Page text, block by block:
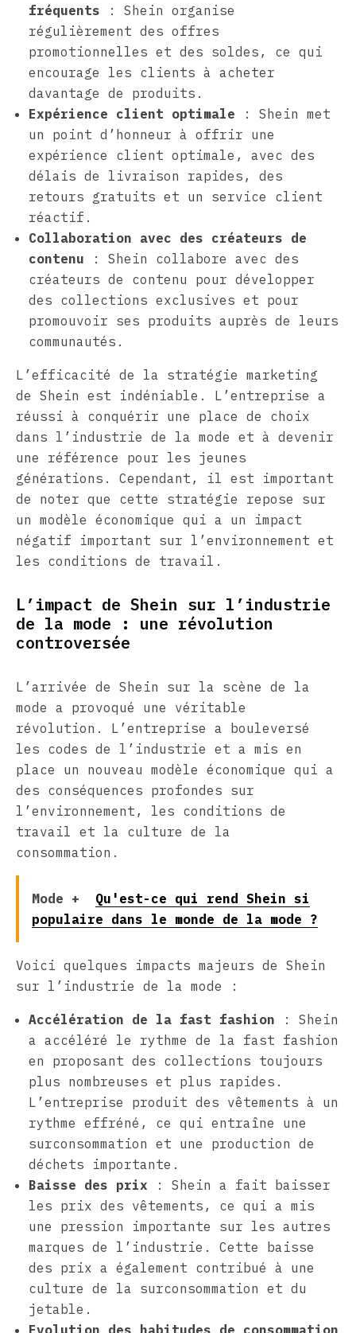
fréquents : Shein organise
régulièrement des offres
promotionnelles et des soldes, ce qui
encourage les clients à acheter
davantage de produits.
Expérience client optimale : Shein met
un point d’honneur à offrir une
expérience client optimale, avec des
délais de livraison rapides, des
retours gratuits et un service client
réactif.
Collaboration avec des créateurs de
contenu : Shein collabore avec des
créateurs de contenu pour développer
des collections exclusives et pour
promouvoir ses produits auprès de leurs
communautés.
L’efficacité de la stratégie marketing
de Shein est indéniable. L’entreprise a
réussi à conquérir une place de choix
dans l’industrie de la mode et à devenir
une référence pour les jeunes
générations. Cependant, il est important
de noter que cette stratégie repose sur
un modèle économique qui a un impact
négatif important sur l’environnement et
les conditions de travail.
L’impact de Shein sur l’industrie
de la mode : une révolution
controversée
L’arrivée de Shein sur la scène de la
mode a provoqué une véritable
révolution. L’entreprise a bouleversé
les codes de l’industrie et a mis en
place un nouveau modèle économique qui a
des conséquences profondes sur
l’environnement, les conditions de
travail et la culture de la
consommation.
Mode +
Qu'est-ce qui rend Shein si
populaire dans le monde de la mode ?
Voici quelques impacts majeurs de Shein
sur l’industrie de la mode :
Accélération de la fast fashion : Shein
a accéléré le rythme de la fast fashion
en proposant des collections toujours
plus nombreuses et plus rapides.
L’entreprise produit des vêtements à un
rythme effréné, ce qui entraîne une
surconsommation et une production de
déchets importante.
Baisse des prix : Shein a fait baisser
les prix des vêtements, ce qui a mis
une pression importante sur les autres
marques de l’industrie. Cette baisse
des prix a également contribué à une
culture de la surconsommation et du
jetable.